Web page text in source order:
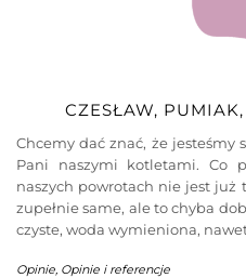
CZESŁAW,
Chcemy dać znać, że jesteśmy
Pani naszymi kotletami. Co
naszych powrotach nie jest już
zupełnie same, ale to chyba
czyste, woda wymieniona,
Opinie Opinie i referencje